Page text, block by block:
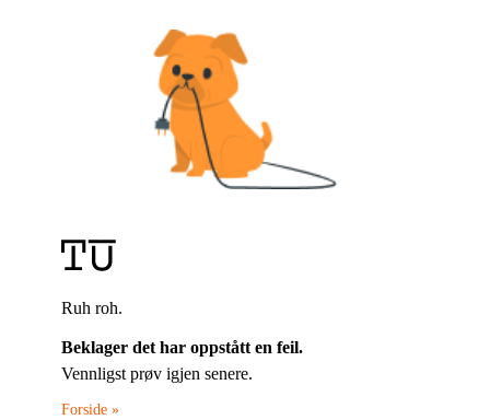
Ruh roh.
Beklager det har oppstått en feil.
Vennligst prøv igjen senere.
Forside »